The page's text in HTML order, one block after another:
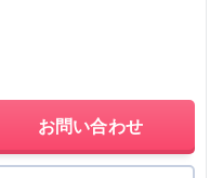
お問い合わせ